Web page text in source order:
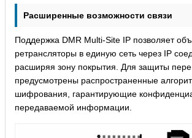
Расширенные возможности связи
Поддержка DMR Multi-Site IP позволяет
ретрансляторы в единую сеть через IP
расширяя зону покрытия. Для защиты
предусмотрены распространенные
шифрования, гарантирующие
передаваемой информации.